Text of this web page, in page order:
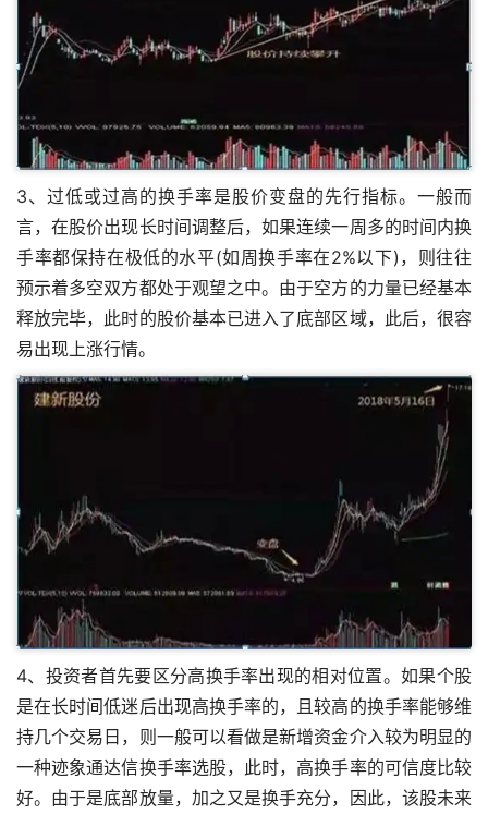
3、过低或过高的换手率是股价变盘的先行指标。一般而
言，在股价出现长时间调整后，如果连续一周多的时间内换
手率都保持在极低的水平(如周换手率在2%以下)，则往往
预示着多空双方都处于观望之中。由于空方的力量已经基本
释放完毕，此时的股价基本已进入了底部区域，此后，很容
易出现上涨行情。
4、投资者首先要区分高换手率出现的相对位置。如果个股
是在长时间低迷后出现高换手率的，且较高的换手率能够维
持几个交易日，则一般可以看做是新增资金介入较为明显的
一种迹象通达信换手率选股，此时，高换手率的可信度比较
好。由于是底部放量，加之又是换手充分，因此，该股未来